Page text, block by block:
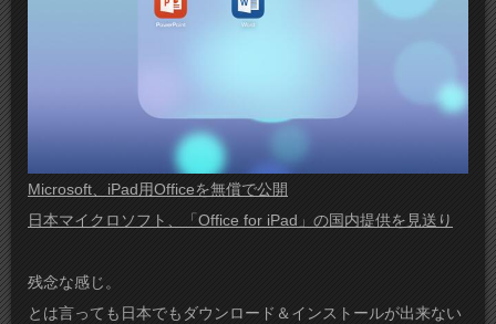
Microsoft、iPad用Officeを無償で公開
日本マイクロソフト、「Office for iPad」の国内提供を見送り
残念な感じ。
とは言っても日本でもダウンロード＆インストールが出来ない